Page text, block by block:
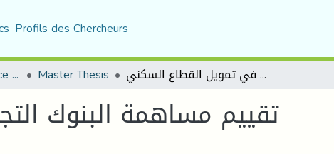
Profils des Chercheurs
Department of Commerce Science Master Thesis تقييم مساهمة البنوك التجارية في تمويل القطاع السكني
تقييم مساهمة البنوك